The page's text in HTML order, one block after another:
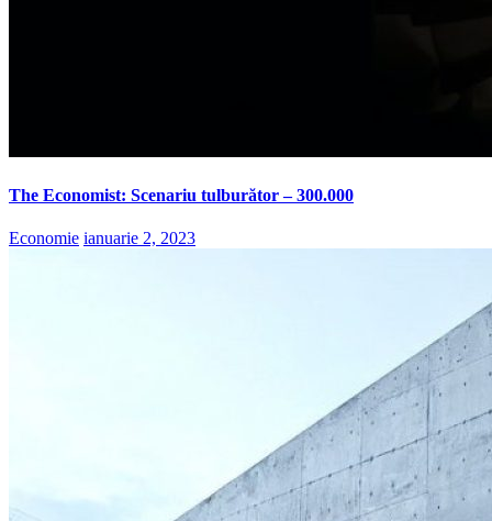
The Economist: Scenariu tulburător – 300.000
Economie ianuarie 2, 2023